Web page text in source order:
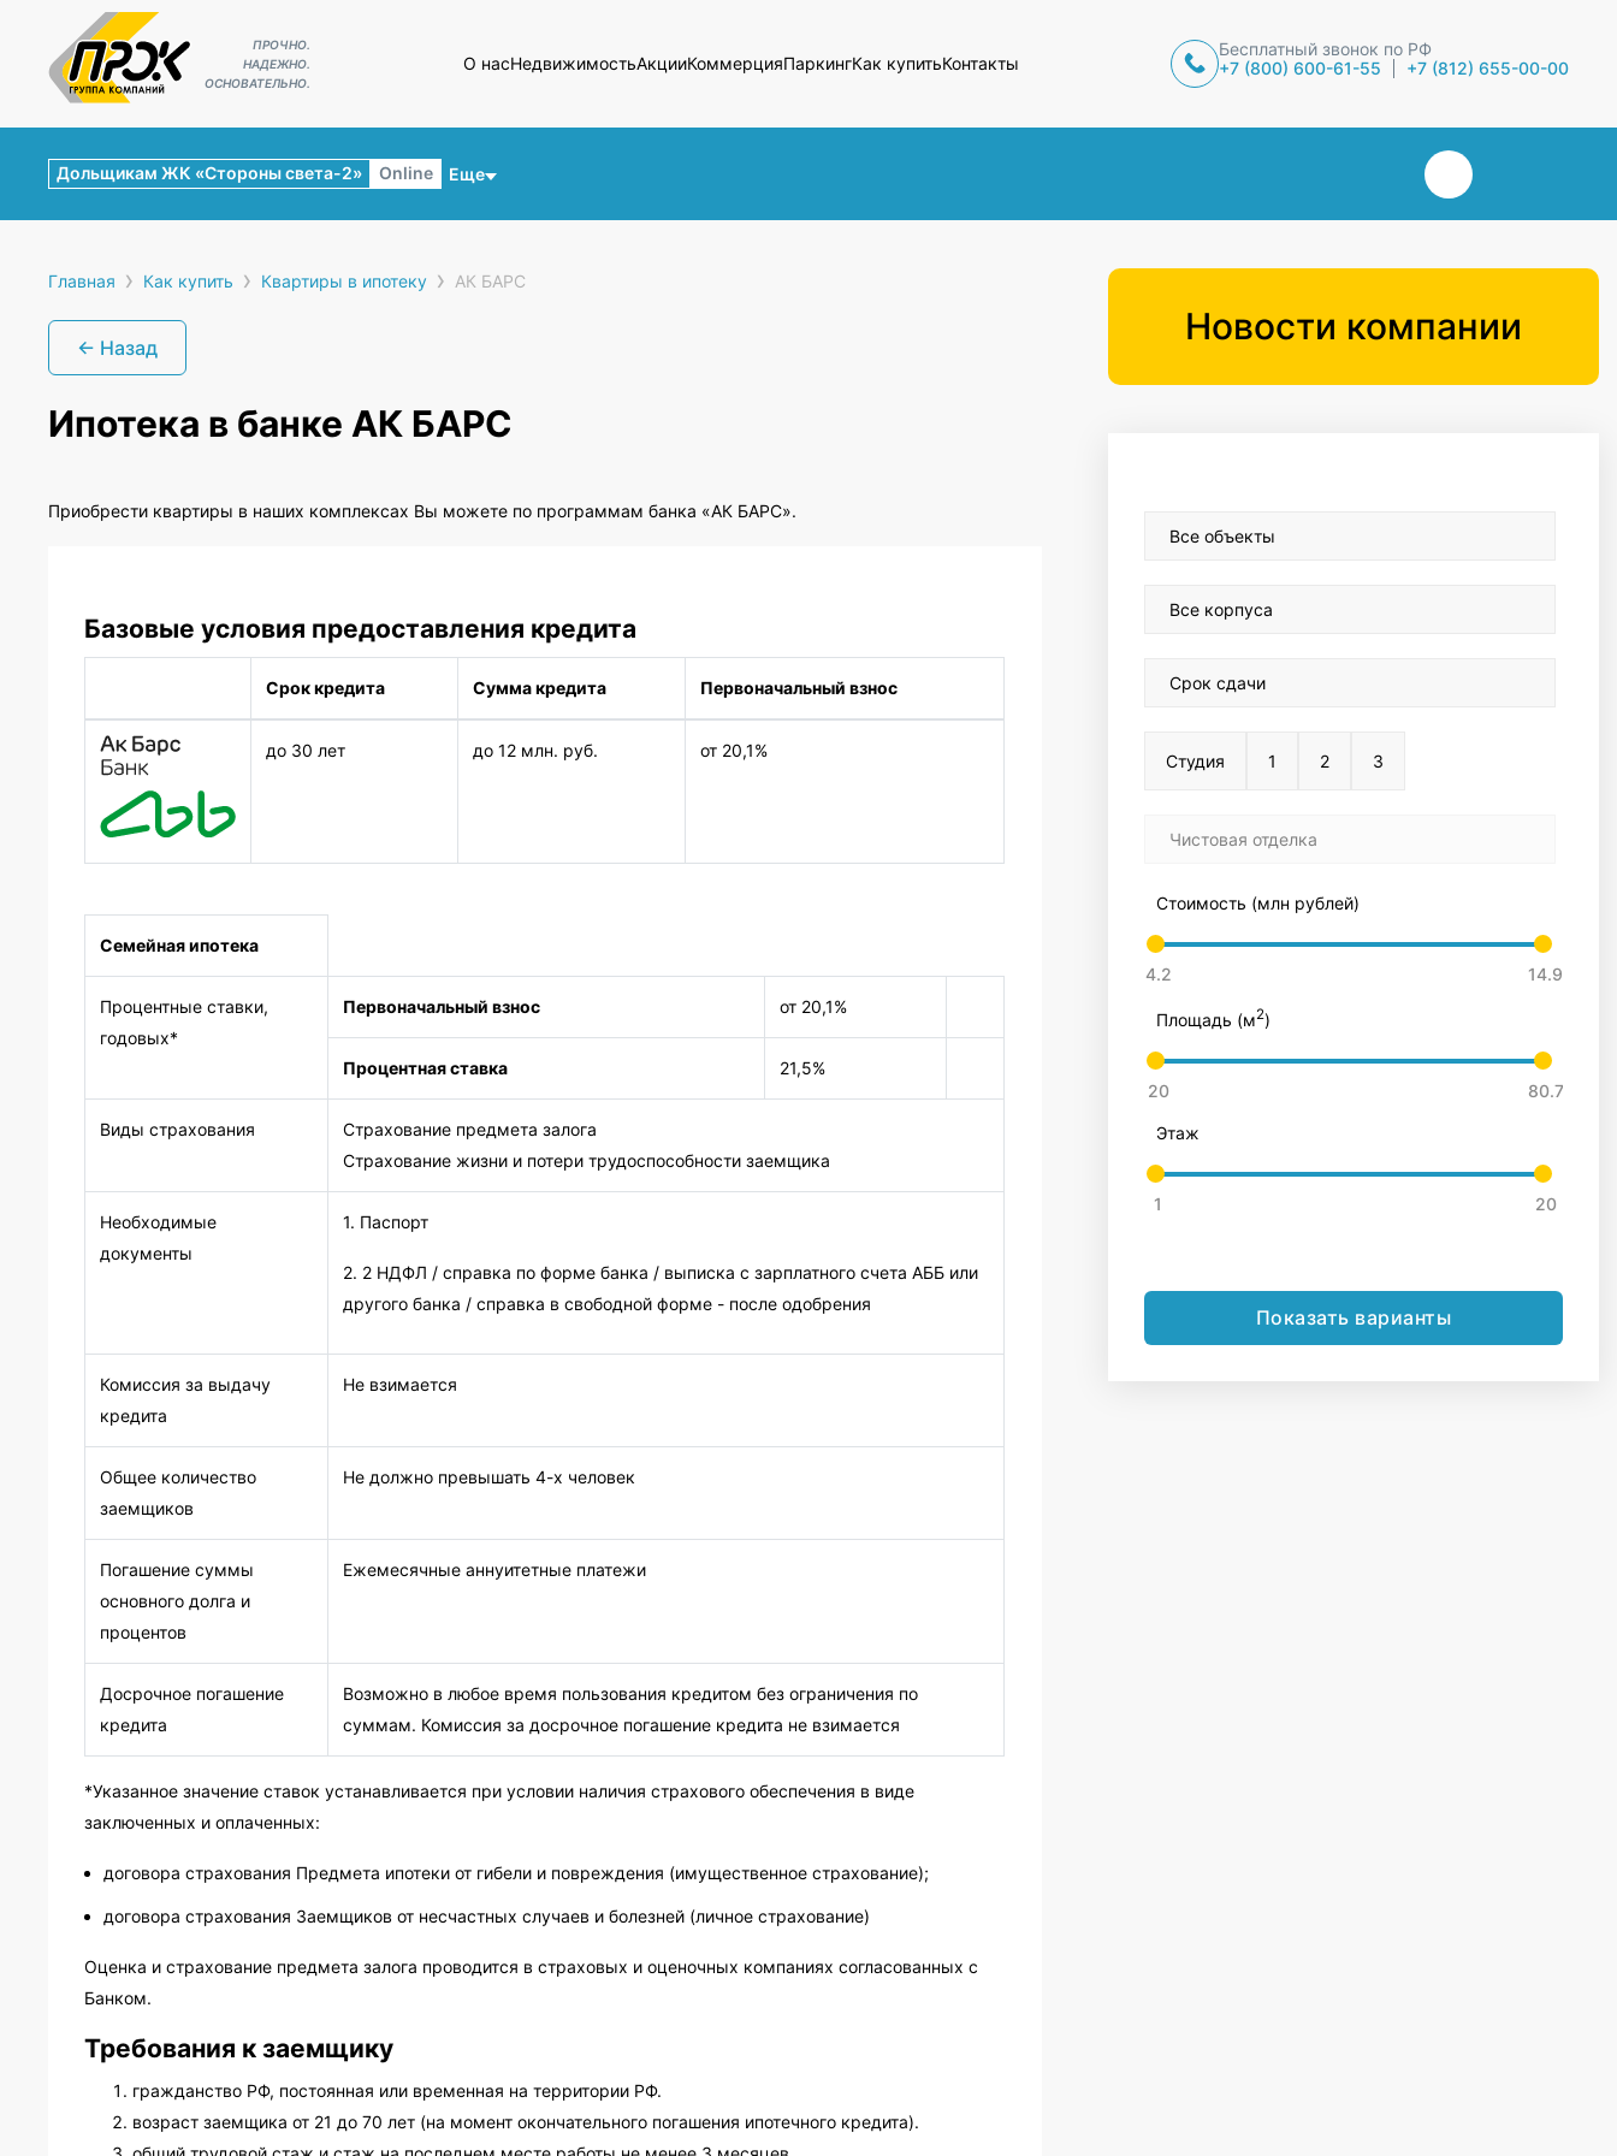
ПРОЧНО.
НАДЕЖНО.
ОСНОВАТЕЛЬНО.
О насНедвижимостьАкцииКоммерцияПаркингКак купитьКонтакты
Бесплатный звонок по РФ
+7 (800) 600-61-55
+7 (812) 655-00-00
Еще
Дольщикам ЖК «Стороны света-2» Online
Главная › Как купить › Квартиры в ипотеку › АК БАРС
← Назад
Ипотека в банке АК БАРС
Приобрести квартиры в наших комплексах Вы можете по программам банка «АК БАРС».
Базовые условия предоставления кредита
Срок кредита Сумма кредита Первоначальный взнос
до 30 лет до 12 млн. руб. от 20,1%
Семейная ипотека
Процентные ставки,
годовых*
Первоначальный взнос от 20,1%
Процентная ставка 21,5%
Виды страхования
Страхование предмета залога
Страхование жизни и потери трудоспособности заемщика
Необходимые
документы
1. Паспорт
2. 2 НДФЛ / справка по форме банка / выписка с зарплатного счета АББ или
другого банка / справка в свободной форме - после одобрения
Комиссия за выдачу
кредита
Не взимается
Общее количество
заемщиков
Не должно превышать 4-х человек
Погашение суммы
основного долга и
процентов
Ежемесячные аннуитетные платежи
Досрочное погашение
кредита
Возможно в любое время пользования кредитом без ограничения по
суммам. Комиссия за досрочное погашение кредита не взимается
*Указанное значение ставок устанавливается при условии наличия страхового обеспечения в виде
заключенных и оплаченных:
договора страхования Предмета ипотеки от гибели и повреждения (имущественное страхование);
договора страхования Заемщиков от несчастных случаев и болезней (личное страхование)
Оценка и страхование предмета залога проводится в страховых и оценочных компаниях согласованных с
Банком.
Требования к заемщику
гражданство РФ, постоянная или временная на территории РФ.
возраст заемщика от 21 до 70 лет (на момент окончательного погашения ипотечного кредита).
Новости компании
Все объекты
Все корпуса
Срок сдачи
Студия 1 2 3
Чистовая отделка
Стоимость (млн рублей)
Площадь (м2)
Этаж
Показать варианты